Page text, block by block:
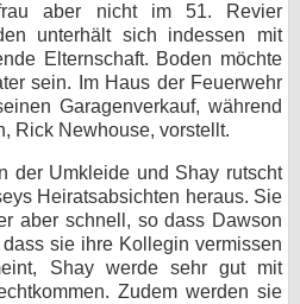
aber nicht im 51. Revier
unterhält sich indessen mit
Elternschaft. Boden möchte
sein. Im Haus der Feuerwehr
Garagenverkauf, während
Rick Newhouse, vorstellt.
der Umkleide und Shay rutscht
Heiratsabsichten heraus. Sie
aber schnell, so dass Dawson
sie ihre Kollegin vermissen
Shay werde sehr gut mit
Zudem werden sie